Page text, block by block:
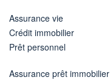
Assurance vie
Crédit immobilier
Prêt personnel
Assurance prêt immobilier